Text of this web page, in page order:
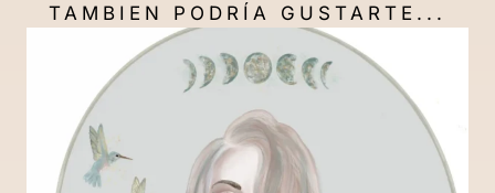
TAMBIEN PODRÍA GUSTARTE...